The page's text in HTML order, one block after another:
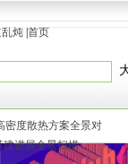
炖 首页
密度散热方案全景对
建进展全景扫描